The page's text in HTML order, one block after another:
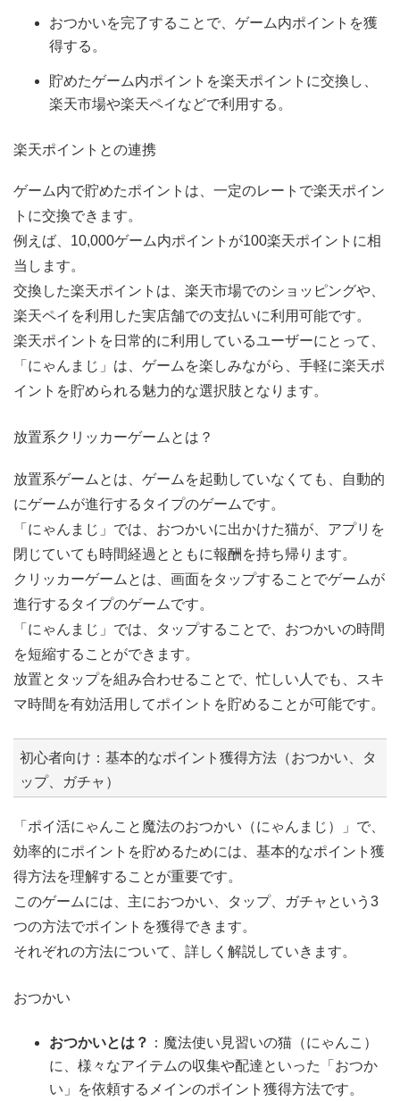
おつかいを完了することで、ゲーム内ポイントを獲
得する。
貯めたゲーム内ポイントを楽天ポイントに交換し、
楽天市場や楽天ペイなどで利用する。
楽天ポイントとの連携
ゲーム内で貯めたポイントは、一定のレートで楽天ポイン
トに交換できます。
例えば、10,000ゲーム内ポイントが100楽天ポイントに相
当します。
交換した楽天ポイントは、楽天市場でのショッピングや、
楽天ペイを利用した実店舗での支払いに利用可能です。
楽天ポイントを日常的に利用しているユーザーにとって、
「にゃんまじ」は、ゲームを楽しみながら、手軽に楽天ポ
イントを貯められる魅力的な選択肢となります。
放置系クリッカーゲームとは？
放置系ゲームとは、ゲームを起動していなくても、自動的
にゲームが進行するタイプのゲームです。
「にゃんまじ」では、おつかいに出かけた猫が、アプリを
閉じていても時間経過とともに報酬を持ち帰ります。
クリッカーゲームとは、画面をタップすることでゲームが
進行するタイプのゲームです。
「にゃんまじ」では、タップすることで、おつかいの時間
を短縮することができます。
放置とタップを組み合わせることで、忙しい人でも、スキ
マ時間を有効活用してポイントを貯めることが可能です。
初心者向け：基本的なポイント獲得方法（おつかい、タ
ップ、ガチャ）
「ポイ活にゃんこと魔法のおつかい（にゃんまじ）」で、
効率的にポイントを貯めるためには、基本的なポイント獲
得方法を理解することが重要です。
このゲームには、主におつかい、タップ、ガチャという3
つの方法でポイントを獲得できます。
それぞれの方法について、詳しく解説していきます。
おつかい
おつかいとは？ ：魔法使い見習いの猫（にゃんこ）
に、様々なアイテムの収集や配達といった「おつか
い」を依頼するメインのポイント獲得方法です。